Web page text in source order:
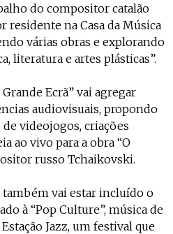
do compositor catalão
residente na Casa da Música
várias obras e explorando
literatura e artes plásticas”.
Ecrã” vai agregar
audiovisuais, propondo
videojogos, criações
ao vivo para a obra “O
russo Tchaikovski.
também vai estar incluído o
à “Pop Culture”, música de
Jazz, um festival que